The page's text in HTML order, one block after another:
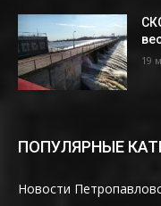
19
ПОПУЛЯРНЫЕ
Новости